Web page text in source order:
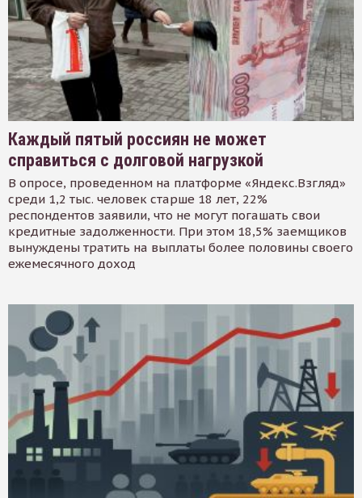
Каждый пятый россиян не может
справиться с долговой нагрузкой
В опросе, проведенном на платформе «Яндекс.Взгляд»
среди 1,2 тыс. человек старше 18 лет, 22%
респондентов заявили, что не могут погашать свои
кредитные задолженности. При этом 18,5% заемщиков
вынуждены тратить на выплаты более половины своего
ежемесячного доход